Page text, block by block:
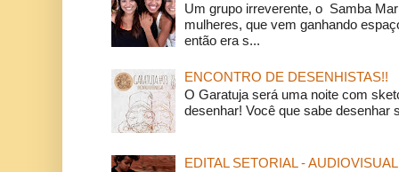
Um grupo irreverente, o Samba
mulheres, que vem ganhando
então era s...
ENCONTRO DE DESENHISTAS!!
O Garatuja será uma noite com
desenhar! Você que sabe desenhar
EDITAL SETORIAL - AUDIOVISUAL